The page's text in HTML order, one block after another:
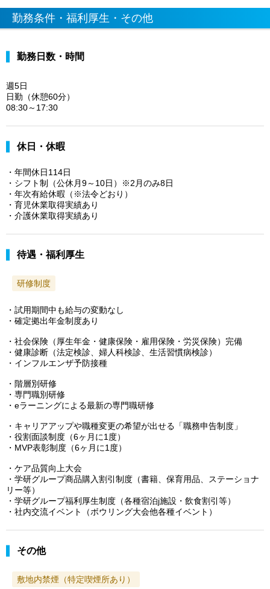
勤務条件・福利厚生・その他
勤務日数・時間
週5日
日勤（休憩60分）
08:30～17:30
休日・休暇
・年間休日114日
・シフト制（公休月9～10日）※2月のみ8日
・年次有給休暇（※法令どおり）
・育児休業取得実績あり
・介護休業取得実績あり
待遇・福利厚生
研修制度
・試用期間中も給与の変動なし
・確定拠出年金制度あり
・社会保険（厚生年金・健康保険・雇用保険・労災保険）完備
・健康診断（法定検診、婦人科検診、生活習慣病検診）
・インフルエンザ予防接種
・階層別研修
・専門職別研修
・eラーニングによる最新の専門職研修
・キャリアアップや職種変更の希望が出せる「職務申告制度」
・役割面談制度（6ヶ月に1度）
・MVP表彰制度（6ヶ月に1度）
・ケア品質向上大会
・学研グループ商品購入割引制度（書籍、保育用品、ステーショナ
リー等）
・学研グループ福利厚生制度（各種宿泊j施設・飲食割引等）
・社内交流イベント（ボウリング大会他各種イベント）
その他
敷地内禁煙（特定喫煙所あり）